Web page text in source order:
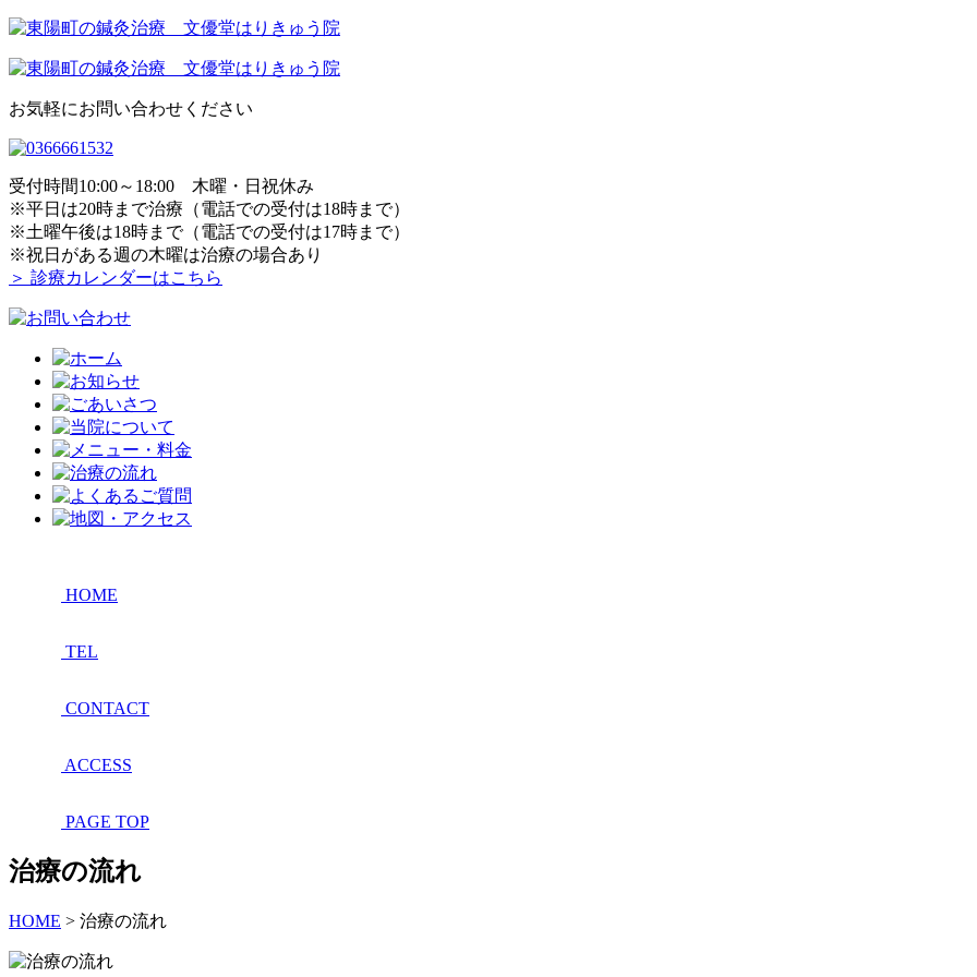
お気軽にお問い合わせください
受付時間10:00～18:00 木曜・日祝休み
※平日は20時まで治療（電話での受付は18時まで）
※土曜午後は18時まで（電話での受付は17時まで）
※祝日がある週の木曜は治療の場合あり
＞ 診療カレンダーはこちら
HOME
TEL
CONTACT
ACCESS
PAGE TOP
治療の流れ
HOME > 治療の流れ